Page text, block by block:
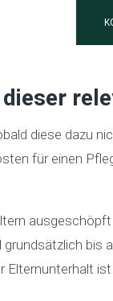
diese dazu
für einen
bis